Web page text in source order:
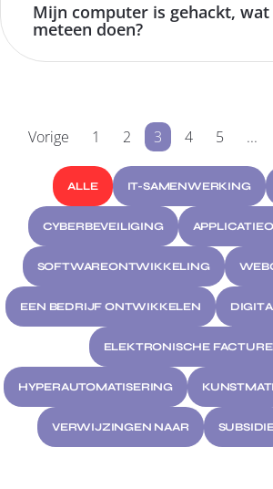
Mijn computer is gehackt,
meteen doen?
Vorige 1 2 3 4 5 ...
ALLE IT-SAMENWERKING
CYBERBEVEILIGING
SOFTWAREONTWIKKELING
EEN BEDRIJF ONTWIKKELEN
ELEKTRONISCHE
HYPERAUTOMATISERING
VERWIJZINGEN NAAR